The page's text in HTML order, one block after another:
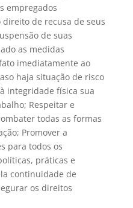
empregados
de recusa de seus
de suas
as medidas
imediatamente ao
haja situação de risco
integridade física sua
Respeitar e
todas as formas
Promover a
para todos os
práticas e
continuidade de
os direitos